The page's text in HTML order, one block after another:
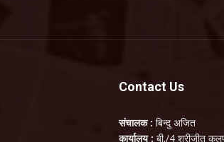
Contact Us
संचालक : बिन्दु अजित
कार्यालय : बी./4 श्रीजीत